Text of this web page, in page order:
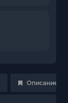
Описание